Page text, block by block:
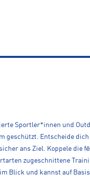
Sportler*innen und
geschützt. Entscheide
ans Ziel. Koppele
zugeschnittene
Blick und kannst auf